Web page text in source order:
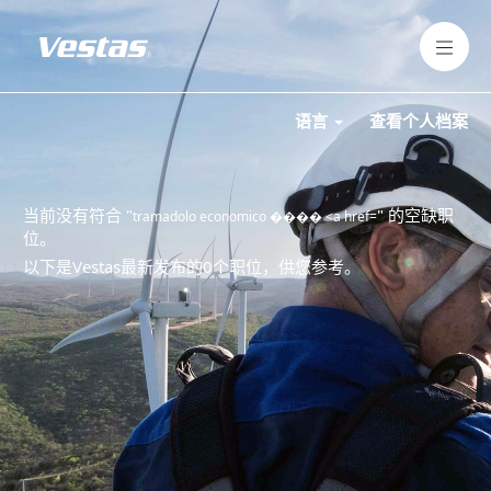
语言 查看个人档案
当前没有符合 "tramadolo economico ���� <a href=" 的空缺职
位。
以下是Vestas最新发布的0个职位，供您参考。